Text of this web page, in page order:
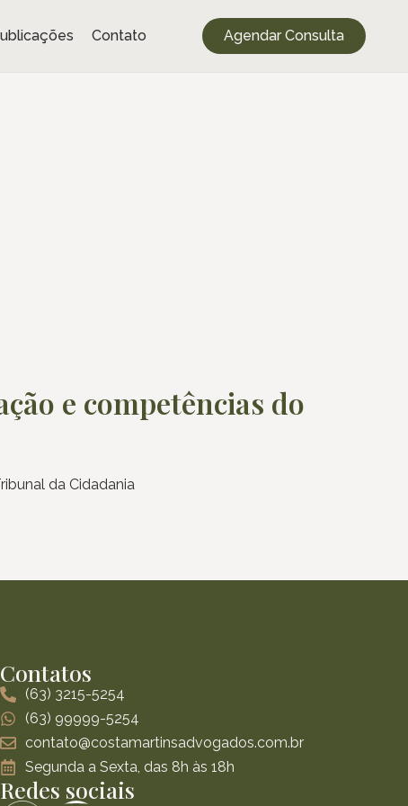
Contato Agendar Consulta
e competências do
da Cidadania
Contatos
(63) 3215-5254
(63) 99999-5254
contato@costamartinsadvogados.com.br
Segunda a Sexta, das 8h às 18h
Redes sociais